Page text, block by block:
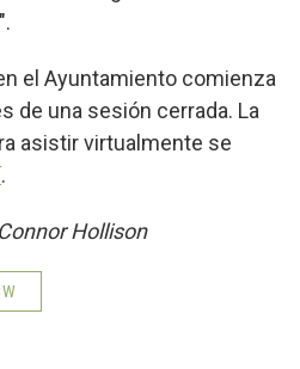
el Ayuntamiento comienza
de una sesión cerrada. La
asistir virtualmente se
.
Hollison